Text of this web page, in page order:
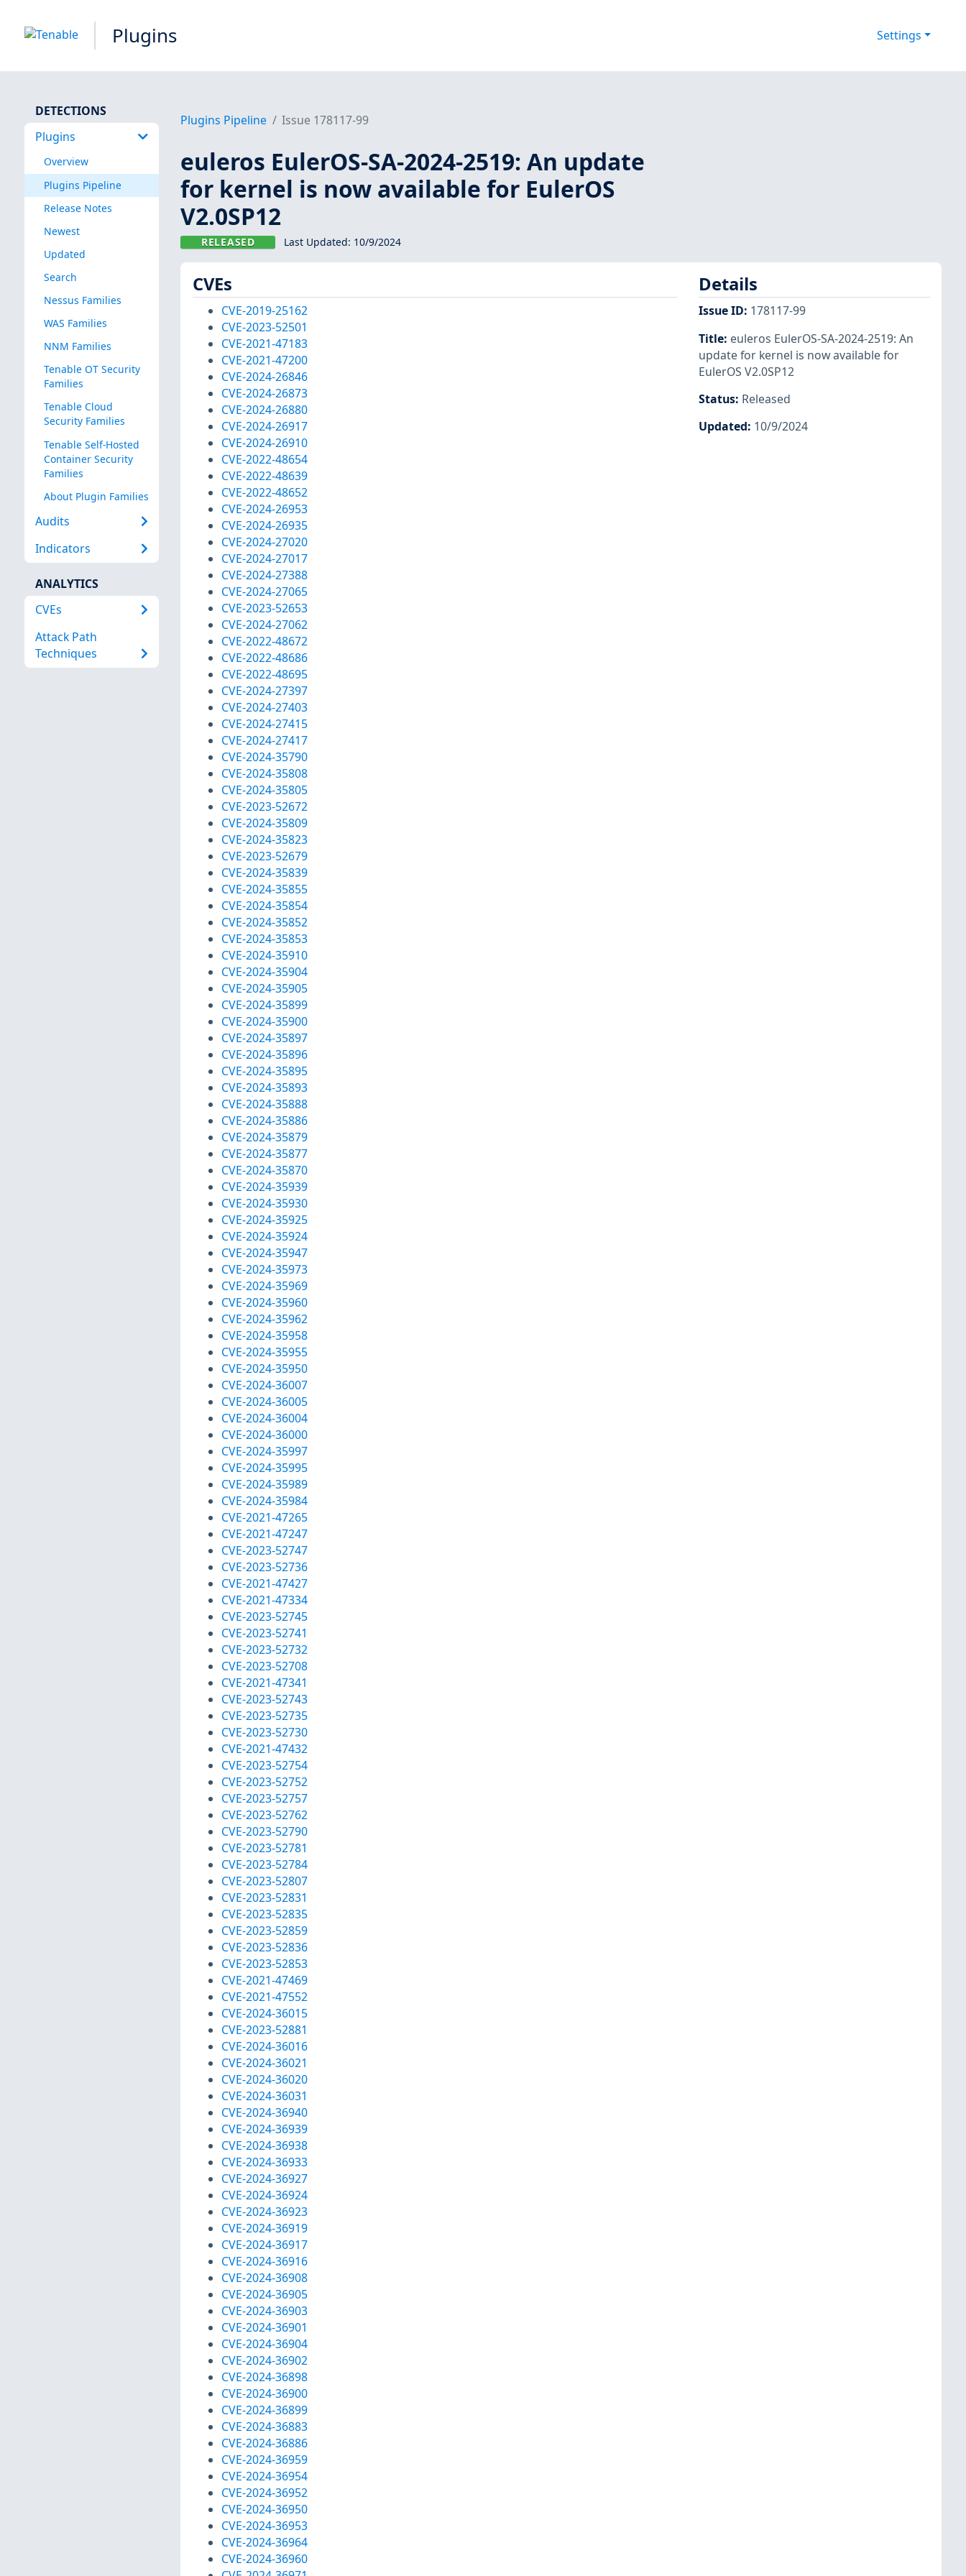
Plugins Settings
DETECTIONS
Plugins
Overview
Plugins Pipeline
Release Notes
Newest
Updated
Search
Nessus Families
WAS Families
NNM Families
Tenable OT Security
Families
Tenable Cloud
Security Families
Tenable Self-Hosted
Container Security
Families
About Plugin Families
Audits
Indicators
ANALYTICS
CVEs
Attack Path
Techniques
Plugins Pipeline Issue 178117-99
euleros EulerOS-SA-2024-2519: An update
for kernel is now available for EulerOS
V2.0SP12
RELEASED Last Updated: 10/9/2024
CVEs
CVE-2019-25162
CVE-2023-52501
CVE-2021-47183
CVE-2021-47200
CVE-2024-26846
CVE-2024-26873
CVE-2024-26880
CVE-2024-26917
CVE-2024-26910
CVE-2022-48654
CVE-2022-48639
CVE-2022-48652
CVE-2024-26953
CVE-2024-26935
CVE-2024-27020
CVE-2024-27017
CVE-2024-27388
CVE-2024-27065
CVE-2023-52653
CVE-2024-27062
CVE-2022-48672
CVE-2022-48686
CVE-2022-48695
CVE-2024-27397
CVE-2024-27403
CVE-2024-27415
CVE-2024-27417
CVE-2024-35790
CVE-2024-35808
CVE-2024-35805
CVE-2023-52672
CVE-2024-35809
CVE-2024-35823
CVE-2023-52679
CVE-2024-35839
CVE-2024-35855
CVE-2024-35854
CVE-2024-35852
CVE-2024-35853
CVE-2024-35910
CVE-2024-35904
CVE-2024-35905
CVE-2024-35899
CVE-2024-35900
CVE-2024-35897
CVE-2024-35896
CVE-2024-35895
CVE-2024-35893
CVE-2024-35888
CVE-2024-35886
CVE-2024-35879
CVE-2024-35877
CVE-2024-35870
CVE-2024-35939
CVE-2024-35930
CVE-2024-35925
CVE-2024-35924
CVE-2024-35947
CVE-2024-35973
CVE-2024-35969
CVE-2024-35960
CVE-2024-35962
CVE-2024-35958
CVE-2024-35955
CVE-2024-35950
CVE-2024-36007
CVE-2024-36005
CVE-2024-36004
CVE-2024-36000
CVE-2024-35997
CVE-2024-35995
CVE-2024-35989
CVE-2024-35984
CVE-2021-47265
CVE-2021-47247
CVE-2023-52747
CVE-2023-52736
CVE-2021-47427
CVE-2021-47334
CVE-2023-52745
CVE-2023-52741
CVE-2023-52732
CVE-2023-52708
CVE-2021-47341
CVE-2023-52743
CVE-2023-52735
CVE-2023-52730
CVE-2021-47432
CVE-2023-52754
CVE-2023-52752
CVE-2023-52757
CVE-2023-52762
CVE-2023-52790
CVE-2023-52781
CVE-2023-52784
CVE-2023-52807
CVE-2023-52831
CVE-2023-52835
CVE-2023-52859
CVE-2023-52836
CVE-2023-52853
CVE-2021-47469
CVE-2021-47552
CVE-2024-36015
CVE-2023-52881
CVE-2024-36016
CVE-2024-36021
CVE-2024-36020
CVE-2024-36031
CVE-2024-36940
CVE-2024-36939
CVE-2024-36938
CVE-2024-36933
CVE-2024-36927
CVE-2024-36924
CVE-2024-36923
CVE-2024-36919
CVE-2024-36917
CVE-2024-36916
CVE-2024-36908
CVE-2024-36905
CVE-2024-36903
CVE-2024-36901
CVE-2024-36904
CVE-2024-36902
CVE-2024-36898
CVE-2024-36900
CVE-2024-36899
CVE-2024-36883
CVE-2024-36886
CVE-2024-36959
CVE-2024-36954
CVE-2024-36952
CVE-2024-36950
CVE-2024-36953
CVE-2024-36964
CVE-2024-36960
Details
Issue ID: 178117-99
Title: euleros EulerOS-SA-2024-2519: An
update for kernel is now available for
EulerOS V2.0SP12
Status: Released
Updated: 10/9/2024